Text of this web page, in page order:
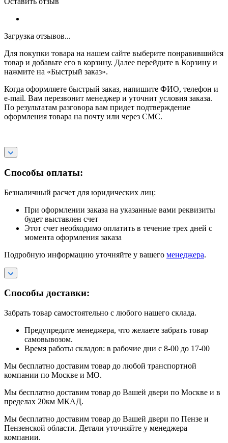
Загрузка отзывов...
Для покупки товара на нашем сайте выберите понравившийся
товар и добавьте его в корзину. Далее перейдите в Корзину и
нажмите на «Быстрый заказ».
Когда оформляете быстрый заказ, напишите ФИО, телефон и
e-mail. Вам перезвонит менеджер и уточнит условия заказа.
По результатам разговора вам придет подтверждение
оформления товара на почту или через СМС.
Способы оплаты:
Безналичный расчет для юридических лиц:
При оформлении заказа на указанные вами реквизиты
будет выставлен счет
Этот счет необходимо оплатить в течение трех дней с
момента оформления заказа
Подробную информацию уточняйте у вашего менеджера.
Способы доставки:
Забрать товар самостоятельно с любого нашего склада.
Предупредите менеджера, что желаете забрать товар
самовывозом.
Время работы складов: в рабочие дни с 8-00 до 17-00
Мы бесплатно доставим товар до любой транспортной
компании по Москве и МО.
Мы бесплатно доставим товар до Вашей двери по Москве и в
пределах 20км МКАД.
Мы бесплатно доставим товар до Вашей двери по Пензе и
Пензенской области. Детали уточняйте у менеджера
компании.